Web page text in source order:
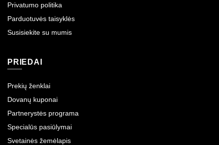
Privatumo politika
Parduotuvės taisyklės
Susisiekite su mumis
PRIEDAI
Prekių ženklai
Dovanų kuponai
Partnerystės programa
Specialūs pasiūlymai
Svetainės žemėlapis